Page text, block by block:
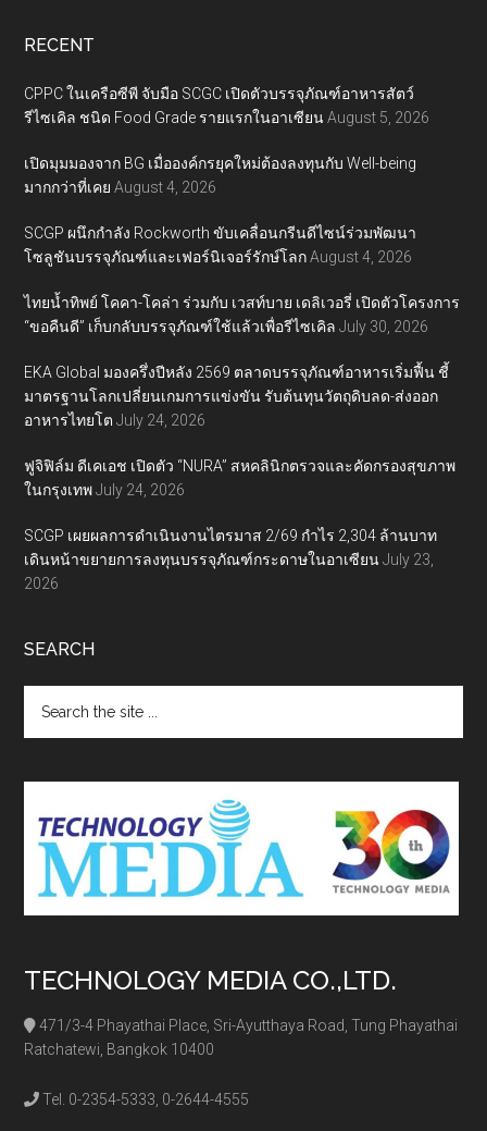
RECENT
CPPC ในเครือซีพี จับมือ SCGC เปิดตัวบรรจุภัณฑ์อาหารสัตว์
รีไซเคิล ชนิด Food Grade รายแรกในอาเซียน August 5, 2026
เปิดมุมมองจาก BG เมื่อองค์กรยุคใหม่ต้องลงทุนกับ Well-being
มากกว่าที่เคย August 4, 2026
SCGP ผนึกกำลัง Rockworth ขับเคลื่อนกรีนดีไซน์ร่วมพัฒนา
โซลูชันบรรจุภัณฑ์และเฟอร์นิเจอร์รักษ์โลก August 4, 2026
ไทยน้ำทิพย์ โคคา-โคล่า ร่วมกับ เวสท์บาย เดลิเวอรี่ เปิดตัวโครงการ
“ขอคืนดี” เก็บกลับบรรจุภัณฑ์ใช้แล้วเพื่อรีไซเคิล July 30, 2026
EKA Global มองครึ่งปีหลัง 2569 ตลาดบรรจุภัณฑ์อาหารเริ่มฟื้น ชี้
มาตรฐานโลกเปลี่ยนเกมการแข่งขัน รับต้นทุนวัตถุดิบลด-ส่งออก
อาหารไทยโต July 24, 2026
ฟูจิฟิล์ม ดีเคเอช เปิดตัว “NURA” สหคลินิกตรวจและคัดกรองสุขภาพ
ในกรุงเทพ July 24, 2026
SCGP เผยผลการดำเนินงานไตรมาส 2/69 กำไร 2,304 ล้านบาท
เดินหน้าขยายการลงทุนบรรจุภัณฑ์กระดาษในอาเซียน July 23,
2026
SEARCH
the
TECHNOLOGY MEDIA CO.,LTD.
471/3-4 Phayathai Place, Sri-Ayutthaya Road, Tung Phayathai
Ratchatewi, Bangkok 10400
Tel. 0-2354-5333, 0-2644-4555